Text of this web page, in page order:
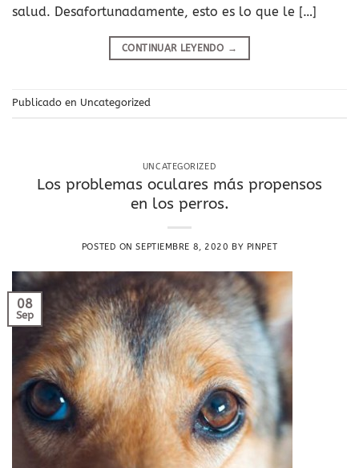
salud. Desafortunadamente, esto es lo que le […]
CONTINUAR LEYENDO →
Publicado en Uncategorized
UNCATEGORIZED
Los problemas oculares más propensos
en los perros.
POSTED ONSEPTIEMBRE 8, 2020 BY PINPET
08
Sep